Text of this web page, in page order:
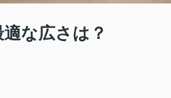
な広さは？